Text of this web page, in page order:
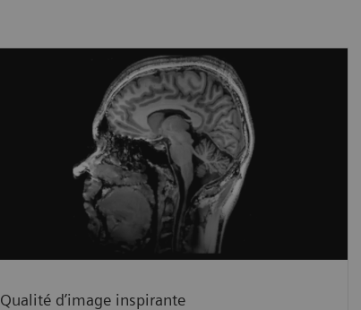
Qualité d’image inspirante
Qualité d’image inspirante
La combinaison de la technologie Ultra IQ et
de Deep Resolve change la donne dans le
domaine de l’IRM clinique 7T.